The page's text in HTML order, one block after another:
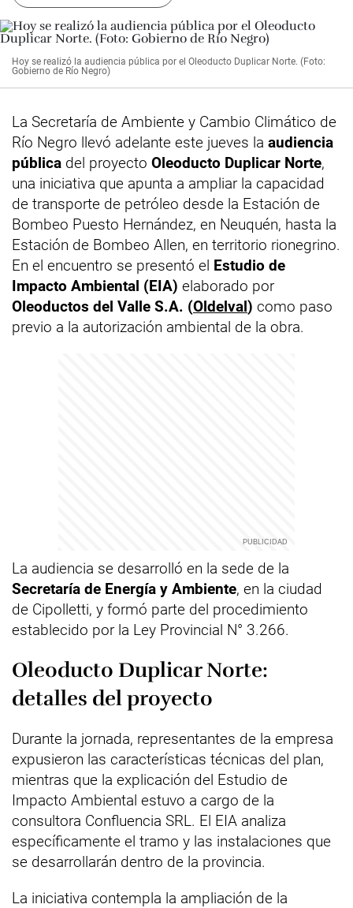
Hoy se realizó la audiencia pública por el Oleoducto Duplicar Norte. (Foto:
Gobierno de Río Negro)
La Secretaría de Ambiente y Cambio Climático de
Río Negro llevó adelante este jueves la audiencia
pública del proyecto Oleoducto Duplicar Norte,
una iniciativa que apunta a ampliar la capacidad
de transporte de petróleo desde la Estación de
Bombeo Puesto Hernández, en Neuquén, hasta la
Estación de Bombeo Allen, en territorio rionegrino.
En el encuentro se presentó el Estudio de
Impacto Ambiental (EIA) elaborado por
Oleoductos del Valle S.A. (Oldelval) como paso
previo a la autorización ambiental de la obra.
La audiencia se desarrolló en la sede de la
Secretaría de Energía y Ambiente, en la ciudad
de Cipolletti, y formó parte del procedimiento
establecido por la Ley Provincial N° 3.266.
Oleoducto Duplicar Norte:
detalles del proyecto
Durante la jornada, representantes de la empresa
expusieron las características técnicas del plan,
mientras que la explicación del Estudio de
Impacto Ambiental estuvo a cargo de la
consultora Confluencia SRL. El EIA analiza
específicamente el tramo y las instalaciones que
se desarrollarán dentro de la provincia.
La iniciativa contempla la ampliación de la